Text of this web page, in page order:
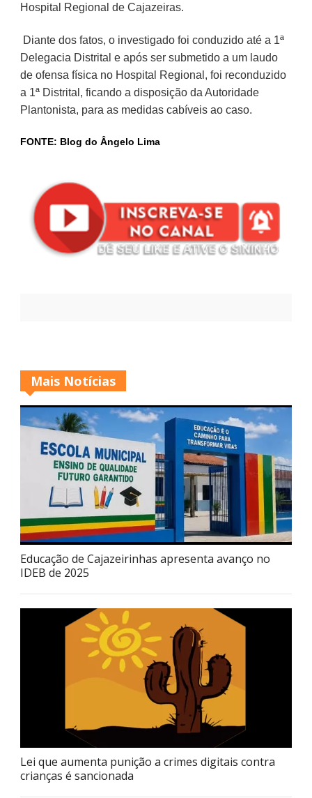
Hospital Regional de Cajazeiras.
Diante dos fatos, o investigado foi conduzido até a 1ª
Delegacia Distrital e após ser submetido a um laudo
de ofensa física no Hospital Regional, foi reconduzido
a 1ª Distrital, ficando a disposição da Autoridade
Plantonista, para as medidas cabíveis ao caso.
FONTE: Blog do Ângelo Lima
Mais Notícias
Educação de Cajazeirinhas apresenta avanço no
IDEB de 2025
Lei que aumenta punição a crimes digitais contra
crianças é sancionada